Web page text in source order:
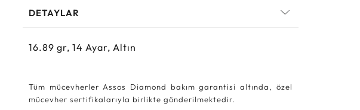
DETAYLAR
16.89gr,14Ayar, Altın
Tüm mücevherler Assos Diamond bakım garantisi altında, özel
mücevher sertifikalarıyla birlikte gönderilmektedir.